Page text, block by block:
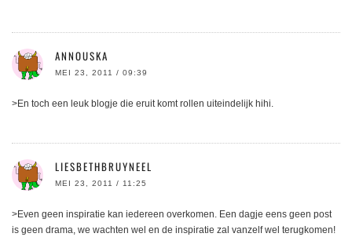
ANNOUSKA
MEI 23, 2011 / 09:39
>En toch een leuk blogje die eruit komt rollen uiteindelijk hihi.
LIESBETHBRUYNEEL
MEI 23, 2011 / 11:25
>Even geen inspiratie kan iedereen overkomen. Een dagje eens geen post
is geen drama, we wachten wel en de inspiratie zal vanzelf wel terugkomen!